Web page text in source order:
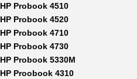
HP Probook 4510
HP Probook 4520
HP Probook 4710
HP Probook 4730
HP Probook 5330M
HP Proobook 4310